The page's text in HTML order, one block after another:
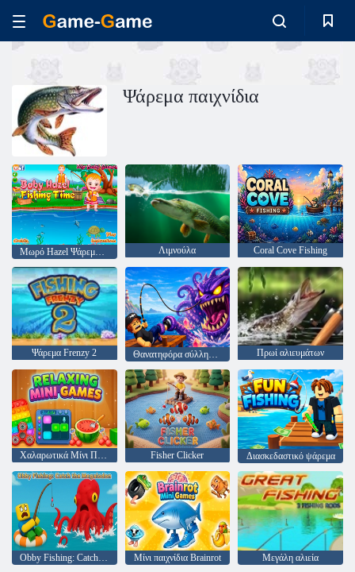
Ψάρεμα παιχνίδια
Μωρό Hazel Ψάρεμα Ώρα Λιμνούλα Coral Cove Fishing
Ψάρεμα Frenzy 2 Θανατηφόρα σύλληψη! Πρωί αλιευμάτων
Χαλαρωτικά Μίνι Παιχνίδια Fisher Clicker Διασκεδαστικό ψάρεμα
Obby Fishing: Catch the Megalodon Μίνι παιχνίδια Brainrot Μεγάλη αλιεία